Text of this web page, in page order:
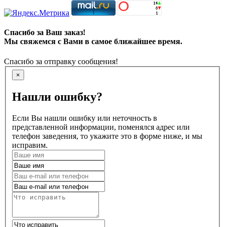
Спасибо за Ваш заказ!
Мы свяжемся с Вами в самое ближайшее время.
Спасибо за отправку сообщения!
×
Нашли ошибку?
Если Вы нашли ошибку или неточность в
представленной информации, поменялся адрес или
телефон заведения, то укажите это в форме ниже, и мы
исправим.